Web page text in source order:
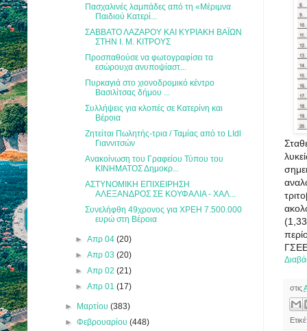
στις
Πασχαλινές λαμπάδες από τη «Μέριμνα
Παιδιού Κατερί...
ΣΑΒΒΑΤΟ ΛΑΖΑΡΟΥ ΚΑΙ ΚΥΡΙΑΚΗ ΒΑΪΩΝ
ΣΤΗΝ Ι. Μ. ΚΙΤΡΟΥΣ
Προσπαθούσε να φωτογραφίσει τα
εσώρουχα ανυποψίαστ...
Πυρκαγιά στο χιονοδρομικό κέντρο
Βασιλίτσας δήμου ...
Συλλήψεις για κλοπές σε Κατερίνη και
Βέροια
Ζητείται Πωλητής-τρια / Ταμίας από το LIdl
Γιαννιτσών
Ανακοίνωση του Γραφείου Τύπου του
ΚΙΝΗΜΑΤΟΣ Δημοκρ...
ΑΣΤΥΝΟΜΙΚΗ ΕΠΙΧΕΙΡΗΣΗ
ΑΛΕΞΑΝΔΡΟΣ ΣΕ ΚΟΥΦΑΛΙΑ - ΧΑΛ...
Συνελήφθη 49χρονος για ΧΡΕΗ 7.500.000
ευρώ στη Βέροια
► Απρ 04 (20)
► Απρ 03 (20)
► Απρ 02 (21)
► Απρ 01 (17)
► Μαρτίου(383)
►Φεβρουαρίου(448)